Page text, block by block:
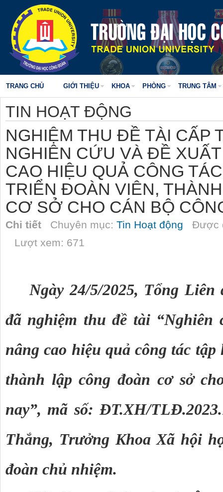
TRANG CHỦ GIỚI THIỆU KHOA PHÒNG TRUNG TÂM
TIN HOẠT ĐỘNG
NGHIỆM THU ĐỀ TÀI CẤP
NGHIÊN CỨU VÀ ĐỀ
CAO HIỆU QUẢ CÔNG
TRIỂN ĐOÀN VIÊN,
CƠ SỞ CHO CÁN BỘ
Chi tiết Chuyên mục: Tin Hoạt động Được
Lượt xem: 671
Ngày 24/5/2025, Tổng
đã nghiệm thu đề tài “Nghiên
nâng cao hiệu quả công tác
thành lập công đoàn cơ sở
nay”, mã số: ĐT.XH/
Thắng, Trưởng Khoa Xã hội
đoàn chủ nhiệm.